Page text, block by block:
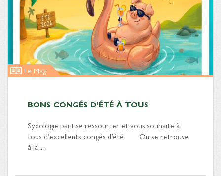
Le Mag'
BONS CONGÉS D’ÉTÉ À TOUS
Sydologie part se ressourcer et vous souhaite à
tous d’excellents congés d’été. On se retrouve
à la…